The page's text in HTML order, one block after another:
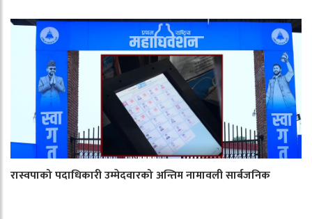
रास्वपाको पदाधिकारी उम्मेदवारको अन्तिम नामावली सार्बजनिक